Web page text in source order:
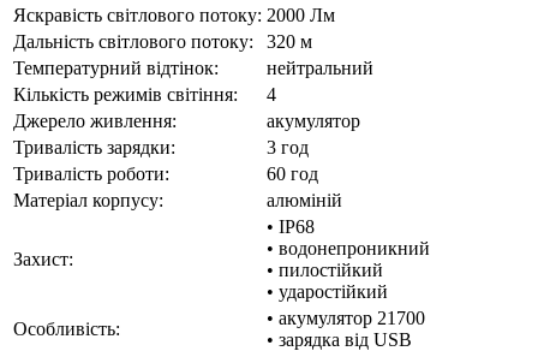
Яскравість світлового потоку: 2000 Лм
Дальність світлового потоку:
320 м
Температурний відтінок:
нейтральний
Кількість режимів світіння:
4
Джерело живлення:
акумулятор
Тривалість зарядки:
3 год
Тривалість роботи:
60 год
Матеріал корпусу:
алюміній
Захист:
• IP68
• водонепроникний
• пилостійкий
• ударостійкий
Особливість:
• акумулятор 21700
• зарядка від USB